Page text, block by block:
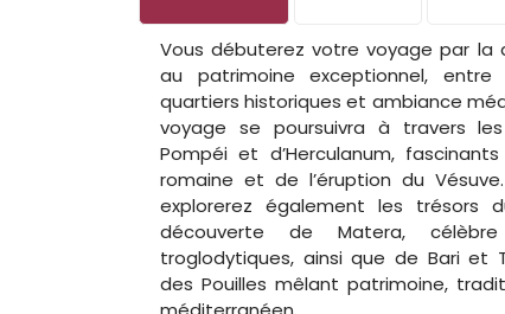
Vous débuterez votre voyage par la
au patrimoine exceptionnel,
quartiers historiques et ambiance
voyage se poursuivra à travers
Pompéi et d’Herculanum,
romaine et de l’éruption du Vésuve.
explorerez également les trésors
découverte de Matera,
troglodytiques, ainsi que de Bari et
des Pouilles mêlant patrimoine,